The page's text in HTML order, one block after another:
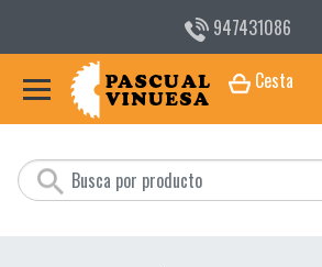
947431086
Cesta